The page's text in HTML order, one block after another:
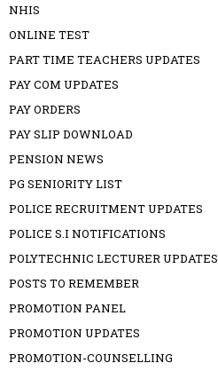
NHIS
ONLINE TEST
PART TIME TEACHERS UPDATES
PAY COM UPDATES
PAY ORDERS
PAY SLIP DOWNLOAD
PENSION NEWS
PG SENIORITY LIST
POLICE RECRUITMENT UPDATES
POLICE S.I NOTIFICATIONS
POLYTECHNIC LECTURER UPDATES
POSTS TO REMEMBER
PROMOTION PANEL
PROMOTION UPDATES
PROMOTION-COUNSELLING